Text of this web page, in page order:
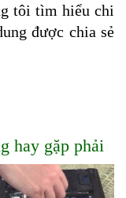
tôi tìm hiểu chi
được chia sẻ
hay gặp phải